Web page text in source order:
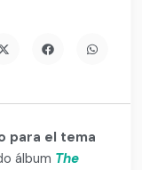
para el tema
álbum The